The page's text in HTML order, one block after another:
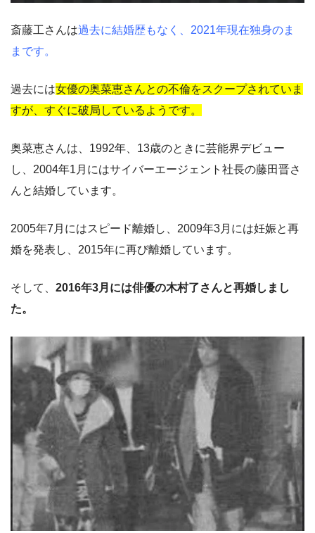
斎藤工さんは過去に結婚歴もなく、2021年現在独身のま
まです。
過去には女優の奥菜恵さんとの不倫をスクープされていま
すが、すぐに破局しているようです。
奥菜恵さんは、1992年、13歳のときに芸能界デビュー
し、2004年1月にはサイバーエージェント社長の藤田晋さ
んと結婚しています。
2005年7月にはスピード離婚し、2009年3月には妊娠と再
婚を発表し、2015年に再び離婚しています。
そして、 2016年3月には俳優の木村了さんと再婚しまし
た。